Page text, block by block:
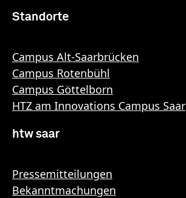
Standorte
Campus Alt-Saarbrücken
Campus Rotenbühl
Campus Göttelborn
HTZ am Innovations Campus Saar
htw saar
Pressemitteilungen
Bekanntmachungen